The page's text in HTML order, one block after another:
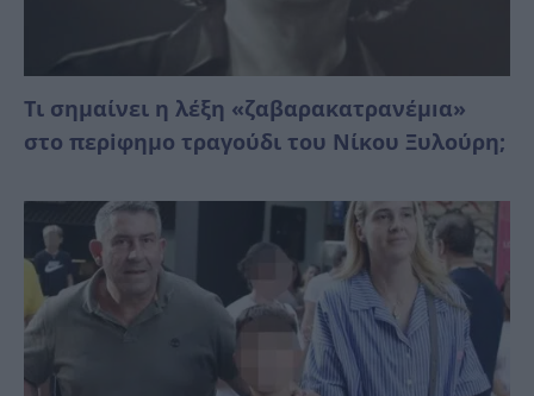
Τι σημαίνει η λέξη «ζαβαρακατρανέμıα»
στο περiφημο τραγούδι του Νίκου Ξυλούρη;